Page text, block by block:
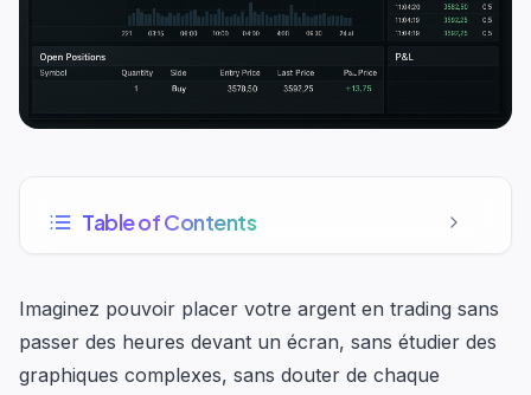
Table of Contents
Imaginez pouvoir placer votre argent en trading sans
passer des heures devant un écran, sans étudier des
graphiques complexes, sans douter de chaque